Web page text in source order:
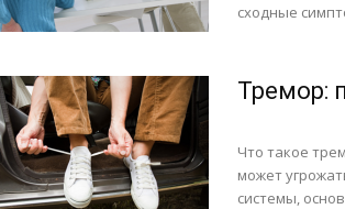
сходные
Тремор:
Что такое
может
системы,